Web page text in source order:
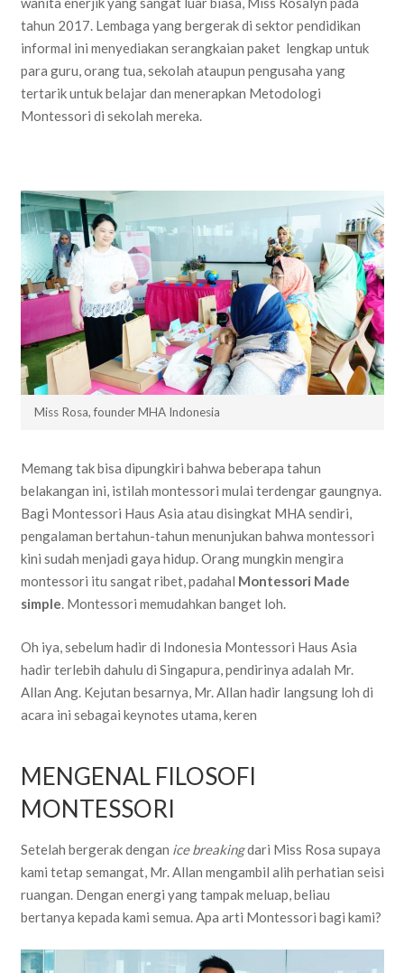
tahun 2017. Lembaga yang bergerak di sektor pendidikan
informal ini menyediakan serangkaian paket lengkap untuk
para guru, orang tua, sekolah ataupun pengusaha yang
tertarik untuk belajar dan menerapkan Metodologi
Montessori di sekolah mereka.
Miss Rosa, founder MHA Indonesia
Memang tak bisa dipungkiri bahwa beberapa tahun
belakangan ini, istilah montessori mulai terdengar gaungnya.
Bagi Montessori Haus Asia atau disingkat MHA sendiri,
pengalaman bertahun-tahun menunjukan bahwa montessori
kini sudah menjadi gaya hidup. Orang mungkin mengira
montessori itu sangat ribet, padahal Montessori Made
simple. Montessori memudahkan banget loh.
Oh iya, sebelum hadir di Indonesia Montessori Haus Asia
hadir terlebih dahulu di Singapura, pendirinya adalah Mr.
Allan Ang. Kejutan besarnya, Mr. Allan hadir langsung loh di
acara ini sebagai keynotes utama, keren
MENGENAL FILOSOFI
MONTESSORI
Setelah bergerak dengan ice breakingdari Miss Rosa supaya
kami tetap semangat, Mr. Allan mengambil alih perhatian seisi
ruangan. Dengan energi yang tampak meluap, beliau
bertanya kepada kami semua. Apa arti Montessori bagi kami?